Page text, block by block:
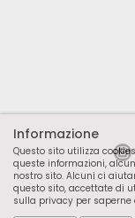
Informazione
Questo sito utilizza
queste informazioni,
nostro sito. Alcuni ci
questo sito, accettate di
sulla privacy per saperne